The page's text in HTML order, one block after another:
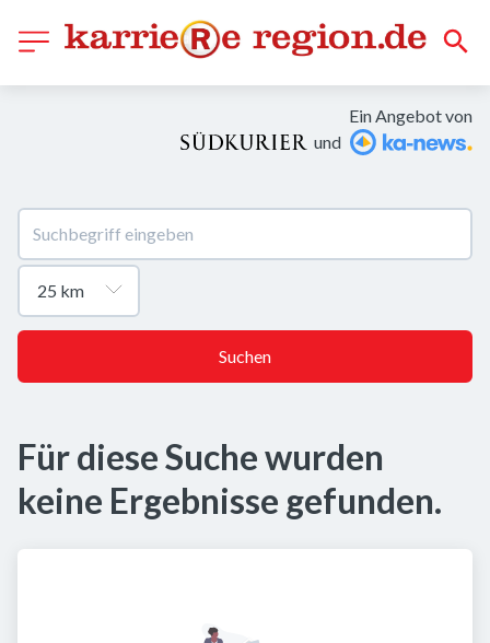
Ein Angebot von
und
Suchen
Für diese Suche wurden
keine Ergebnisse gefunden.